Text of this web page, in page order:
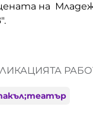
на